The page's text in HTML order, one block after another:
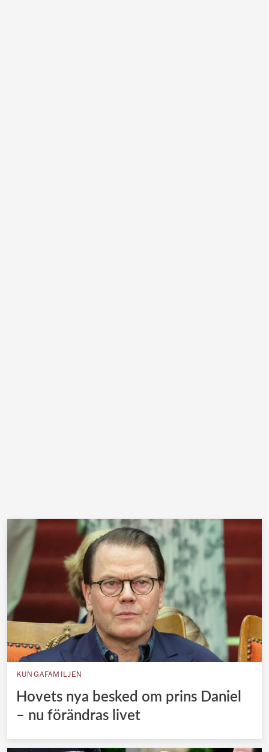
KUNGAFAMILJEN
Hovets nya besked om prins Daniel
– nu förändras livet